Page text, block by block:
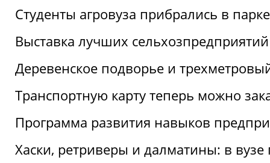
Студенты агровуза прибрались в
Выставка лучших
Деревенское подворье и
Транспортную карту теперь можно
Программа развития навыков
Хаски, ретриверы и далматины: в вузе